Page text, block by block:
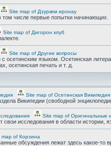
Site map of Дзурæм иронау
том числе первые попытки начинающих.
Site map of Дигорон клуб
Site map of Другие вопросы
осетинским языком. Осетинская
осетинская печать и т. д.
Site map of Осетинская Википедия
Википедии (свободной
Site map of Оригинальные
исследования в области истории,
map of Корзина
обсуждения лежат здесь какое-то